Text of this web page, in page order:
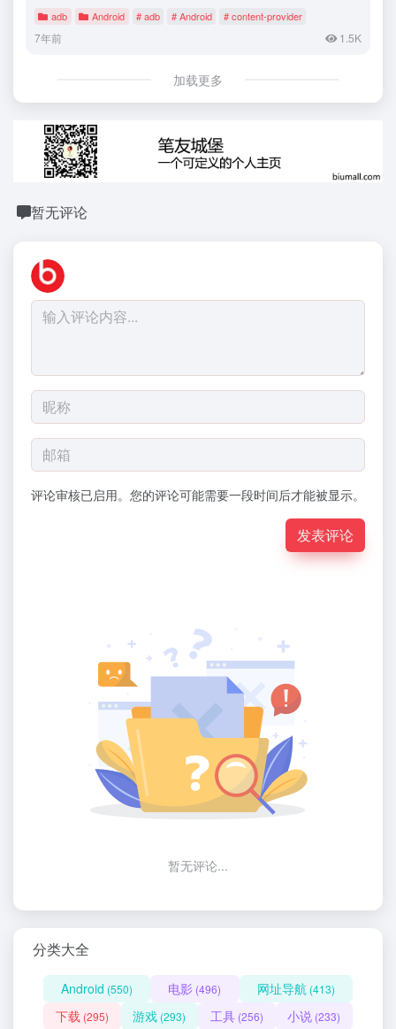
adb Android # adb # Android # content-provider
7年前 1.5K
加载更多
暂无评论
评论审核已启用。您的评论可能需要一段时间后才能被显示。
发表评论
暂无评论...
分类大全
Android (550) 电影 (496) 网址导航 (413)
下载 (295) 游戏 (293) 工具(256) 小说 (233)